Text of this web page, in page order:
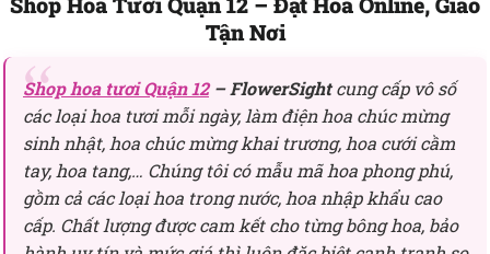
Tận Nơi
Shop hoa tươi Quận 12– FlowerSightcung cấp vô số
các loại hoa tươi mỗi ngày, làm điện hoa chúc mừng
sinh nhật, hoa chúc mừng khai trương, hoa cưới cầm
tay, hoa tang,… Chúng tôi có mẫu mã hoa phong phú,
gồm cả các loại hoa trong nước, hoa nhập khẩu cao
cấp. Chất lượng được cam kết cho từng bông hoa, bảo